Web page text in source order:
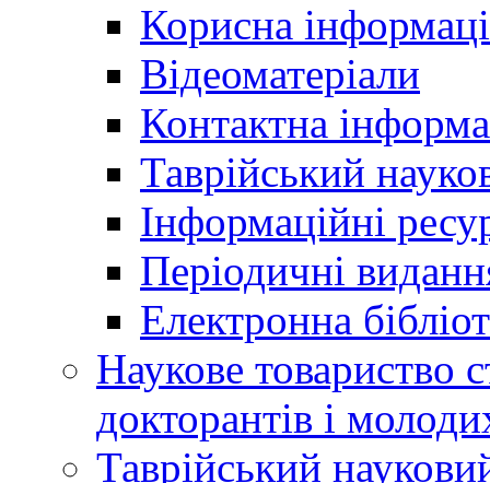
Корисна
Відеоматеріали
Контактна
Таврійський
Інформаційні
Періодичні
Електронна
Наукове товариство
докторантів і
Таврійський